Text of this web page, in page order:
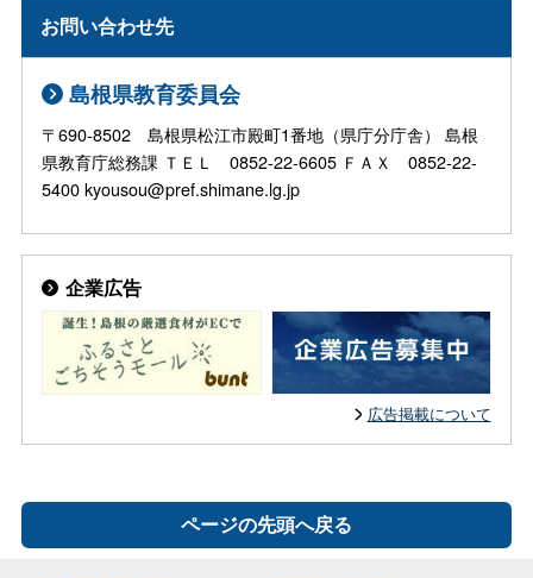
お問い合わせ先
島根県教育委員会
〒690-8502 島根県松江市殿町1番地（県庁分庁舎） 島根
県教育庁総務課 ＴＥＬ 0852-22-6605 ＦＡＸ 0852-22-
5400 kyousou@pref.shimane.lg.jp
企業広告
広告掲載について
ページの先頭へ戻る